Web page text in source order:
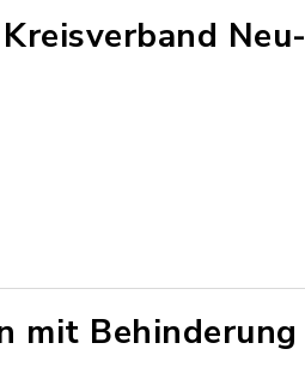
Neu-
mit Behinderung